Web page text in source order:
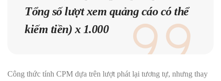
Tổng số lượt xem quảng cáo có thể
kiếm tiền) x 1.000
Công thức tính CPM dựa trên lượt phát lại tương tự, nhưng thay